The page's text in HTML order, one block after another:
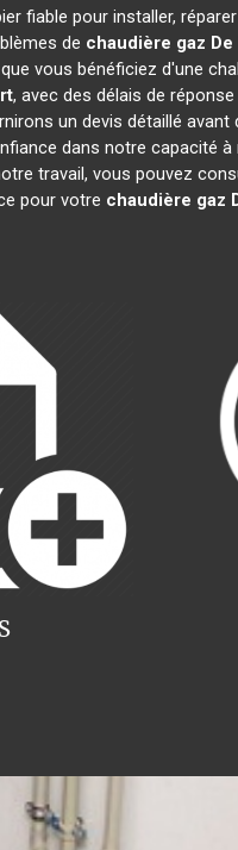
fiable pour installer,
de chaudière gaz
vous bénéficiez d'une
, avec des délais de
un devis détaillé avant
dans notre capacité à
travail, vous pouvez
pour votre chaudière gaz